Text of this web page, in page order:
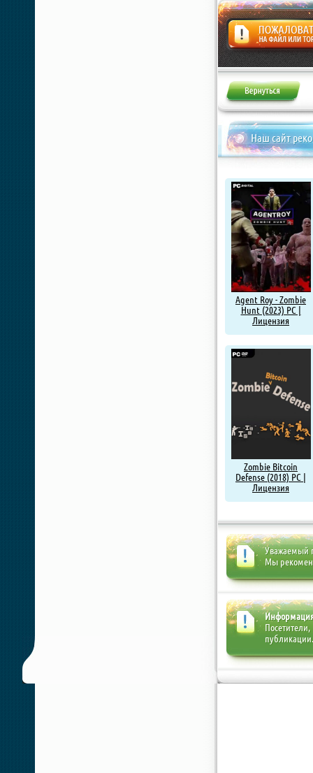
Жалоба
Наш сайт
Agent Roy - Zombie
Hunt (2023) PC |
Лицензия
Zombie Bitcoin
Defense (2018) PC |
Лицензия
Уважаемый
Мы
публикации.